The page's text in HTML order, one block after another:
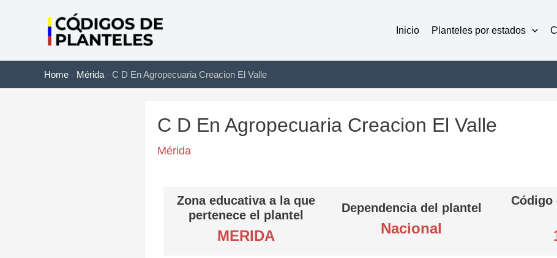
Inicio Planteles por estados
Home - Mérida - C D En Agropecuaria Creacion El Valle
C D En Agropecuaria Creacion El Valle
Mérida
Zona educativa a la que
pertenece el plantel
MERIDA
Dependencia del plantel
Nacional
Código